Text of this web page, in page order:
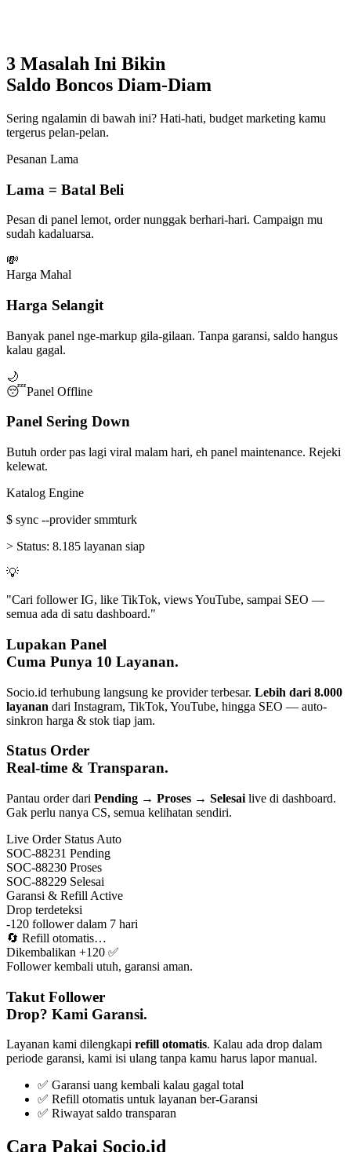
3 Masalah Ini Bikin
Saldo Boncos Diam-Diam
Sering ngalamin di bawah ini? Hati-hati, budget marketing kamu
tergerus pelan-pelan.
Pesanan Lama
Lama = Batal Beli
Pesan di panel lemot, order nunggak berhari-hari. Campaign mu
sudah kadaluarsa.
💸
Harga Mahal
Harga Selangit
Banyak panel nge-markup gila-gilaan. Tanpa garansi, saldo hangus
kalau gagal.
🌙
😴Panel Offline
Panel Sering Down
Butuh order pas lagi viral malam hari, eh panel maintenance. Rejeki
kelewat.
Katalog Engine
$ sync --provider smmturk
> Status: 8.185 layanan siap
💡
"Cari follower IG, like TikTok, views YouTube, sampai SEO —
semua ada di satu dashboard."
Lupakan Panel
Cuma Punya 10 Layanan.
Socio.id terhubung langsung ke provider terbesar. Lebih dari 8.000
layanan dari Instagram, TikTok, YouTube, hingga SEO — auto-
sinkron harga & stok tiap jam.
Status Order
Real-time & Transparan.
Pantau order dari Pending → Proses → Selesai live di dashboard.
Gak perlu nanya CS, semua kelihatan sendiri.
Live Order Status Auto
SOC-88231 Pending
SOC-88230 Proses
SOC-88229 Selesai
Garansi & Refill Active
Drop terdeteksi
-120 follower dalam 7 hari
🔄 Refill otomatis…
Dikembalikan +120 ✅
Follower kembali utuh, garansi aman.
Takut Follower
Drop? Kami Garansi.
Layanan kami dilengkapi refill otomatis. Kalau ada drop dalam
periode garansi, kami isi ulang tanpa kamu harus lapor manual.
✅ Garansi uang kembali kalau gagal total
✅ Refill otomatis untuk layanan ber-Garansi
✅ Riwayat saldo transparan
Cara Pakai Socio.id